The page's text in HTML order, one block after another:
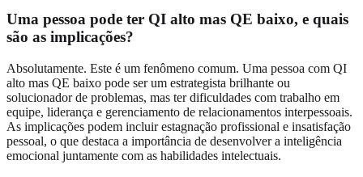
Uma pessoa pode ter QI alto mas QE baixo, e quais
são as implicações?
Absolutamente. Este é um fenômeno comum. Uma pessoa com QI
alto mas QE baixo pode ser um estrategista brilhante ou
solucionador de problemas, mas ter dificuldades com trabalho em
equipe, liderança e gerenciamento de relacionamentos interpessoais.
As implicações podem incluir estagnação profissional e insatisfação
pessoal, o que destaca a importância de desenvolver a inteligência
emocional juntamente com as habilidades intelectuais.